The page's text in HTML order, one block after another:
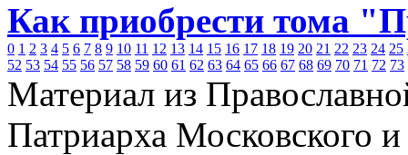
Как приобрести тома
0 1 2 3 4 5 6 7 8 9 10 11 12 13 14 15 16 17 18 19 20 21 22 23 24 25
52 53 54 55 56 57 58 59 60 61 62 63 64 65 66 67 68 69 70 71 72 73
Материал из
Патриарха Московского